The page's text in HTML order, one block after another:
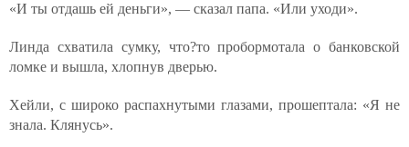
«И ты отдашь ей деньги», — сказал папа. «Или уходи».
Линда схватила сумку, что?то пробормотала о банковской
ломке и вышла, хлопнув дверью.
Хейли, с широко распахнутыми глазами, прошептала: «Я не
знала. Клянусь».